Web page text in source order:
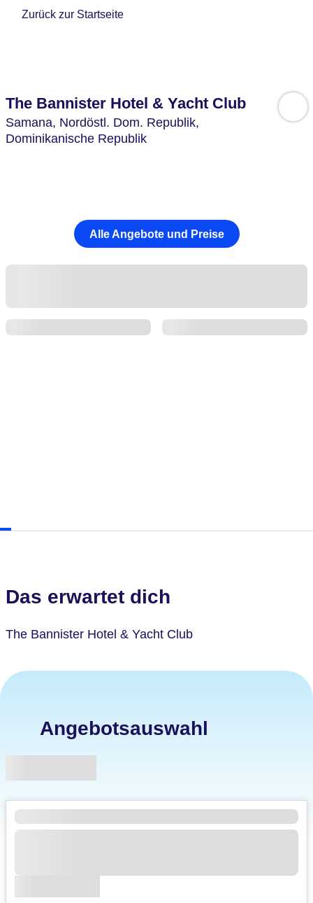
Zurück zur Startseite
The Bannister Hotel & Yacht Club
Samana, Nordöstl. Dom. Republik,
Dominikanische Republik
Alle Angebote und Preise
Das erwartet dich
The Bannister Hotel & Yacht Club
Angebotsauswahl